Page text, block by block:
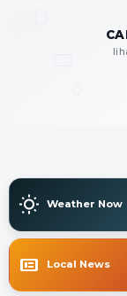
Weather Now
Local News